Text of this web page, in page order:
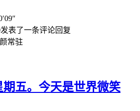
发表了一条评论回复
常驻
期五。今天是世界微笑